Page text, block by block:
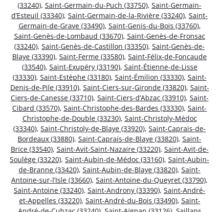
(33240), Saint-Germain-du-Puch (33750), Saint-Germain-
d’Esteuil (33340), Saint-Germain-de-la-Rivière (33240), Saint-
Germain-de-Grave (33490), Saint-Genis-du-Bois (33760),
Saint-Genès-de-Lombaud (33670), Saint-Genès-de-Fronsac
(33240), Saint-Genès-de-Castillon (33350), Saint-Genès-de-
Blaye (33390), Saint-Ferme (33580), Saint-Félix-de-Foncaude
(33540), Saint-Exupéry (33190), Saint-Étienne-de-Lisse
(33330), Saint-Estèphe (33180), Saint-Émilion (33330), Saint-
Denis-de-Pile (33910), Saint-Ciers-sur-Gironde (33820), Saint-
Ciers-de-Canesse (33710), Saint-Ciers-d’Abzac (33910), Saint-
Cibard (33570), Saint-Christophe-des-Bardes (33330), Saint-
Christophe-de-Double (33230), Saint-Christoly-Médoc
(33340), Saint-Christoly-de-Blaye (33920), Saint-Caprais-de-
Bordeaux (33880), Saint-Caprais-de-Blaye (33820), Saint-
Brice (33540), Saint-Avit-Saint-Nazaire (33220), Saint-Avit-de-
Soulège (33220), Saint-Aubin-de-Médoc (33160), Saint-Aubin-
de-Branne (33420), Saint-Aubin-de-Blaye (33820), Saint-
Antoine-sur-l’Isle (33660), Saint-Antoine-du-Queyret (33790),
Saint-Antoine (33240), Saint-Androny (33390), Saint-André-
et-Appelles (33220), Saint-André-du-Bois (33490), Saint-